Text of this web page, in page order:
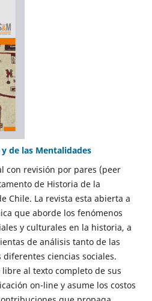
de las Mentalidades
con revisión por pares (peer
de Historia de la
Chile. La revista esta abierta a
que aborde los fenómenos
y culturales en la historia, a
de análisis tanto de las
ciencias sociales.
libre al texto completo de sus
on-line y asume los costos